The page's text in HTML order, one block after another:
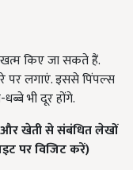
किए जा सकते हैं.
लगाएं. इससे पिंपल्स
भी दूर होंगे.
खेती से संबंधित लेखों
पर विजिट करें)